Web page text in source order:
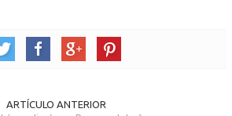
ARTÍCULO ANTERIOR